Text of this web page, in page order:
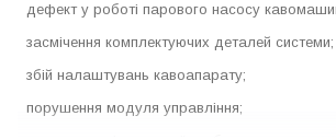
дефект у роботі парового насосу
засмічення комплектуючих деталей системи;
збій налаштувань кавоапарату;
порушення модуля управління;